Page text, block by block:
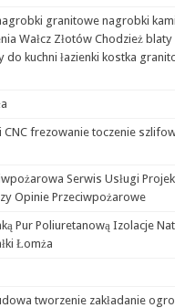
granitowe nagrobki
Wałcz Złotów Chodzież blaty
do kuchni łazienki kostka
frezowanie toczenie
Serwis Usługi
Opinie Przeciwpożarowe
Pur Poliuretanową Izolacje
Łomża
tworzenie zakładanie